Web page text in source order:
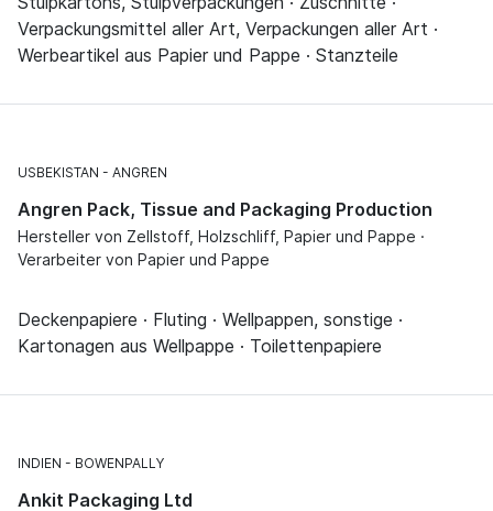
Verpackungsmittel aller Art, Verpackungen aller Art ·
Werbeartikel aus Papier und Pappe · Stanzteile
USBEKISTAN ANGREN
Angren Pack, Tissue and Packaging Production
Hersteller von Zellstoff, Holzschliff, Papier und Pappe ·
Verarbeiter von Papier und Pappe
Deckenpapiere · Fluting · Wellpappen, sonstige ·
Kartonagen aus Wellpappe · Toilettenpapiere
INDIEN BOWENPALLY
Ankit Packaging Ltd